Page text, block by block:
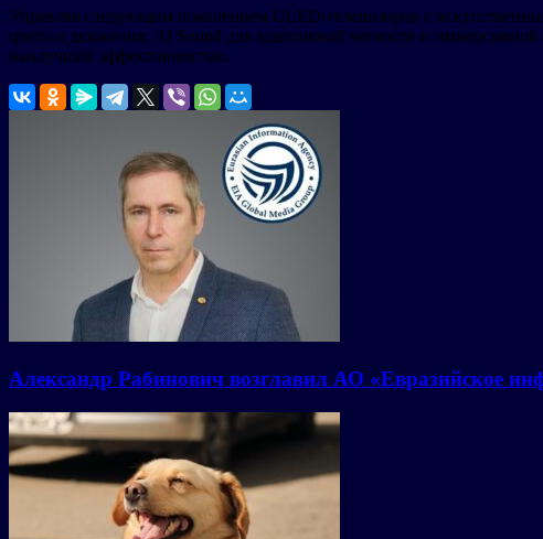
Управляя следующим поколением ULED-телевизоров с
цвета и движения; AI Sound для адаптивной четкости и
наилучшей эффективностью.
Александр Рабинович возглавил АО «Евразийское